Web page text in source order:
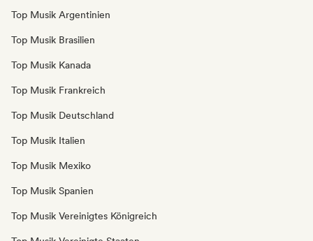
Top Musik Argentinien
Top Musik Brasilien
Top Musik Kanada
Top Musik Frankreich
Top Musik Deutschland
Top Musik Italien
Top Musik Mexiko
Top Musik Spanien
Top Musik Vereinigtes Königreich